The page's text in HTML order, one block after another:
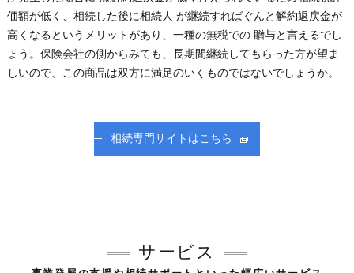
価額が低く、相続した後に相続人 が継続すればぐんと解約返戻金が
高くなるというメリットがあり、一種の無税での 贈与と言えるでし
ょう。保険会社の側からみても、長期間継続してもらった方が望ま
しいので、この商品は双方に満足のいくものではないでしょうか。
相続専門サイトはこちら
サービス